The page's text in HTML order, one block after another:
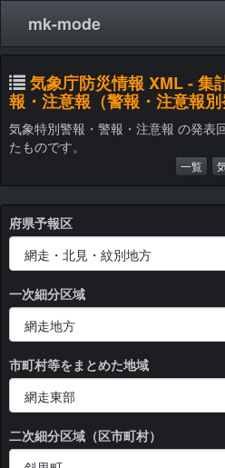
mk-mode
気象庁防災情報 XML - 集
報・注意報（警報・注意報別
気象特別警報・警報・注意報 の発表
たものです。
一覧
府県予報区
一次細分区域
市町村等をまとめた地域
二次細分区域（区市町村）